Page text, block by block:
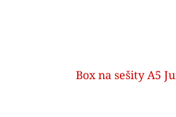
Box na sešity A5